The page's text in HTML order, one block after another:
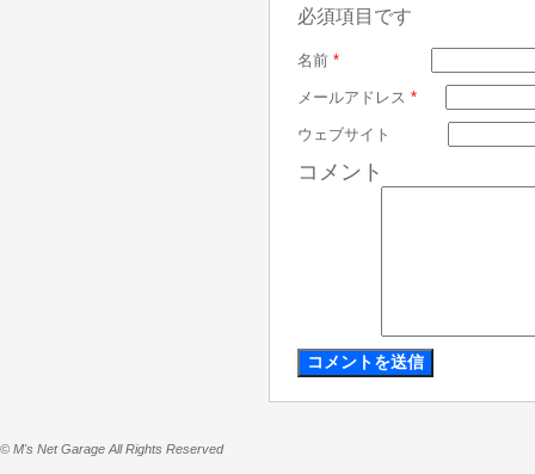
必須項目です
名前 *
メールアドレス *
ウェブサイト
コメント
© M's Net Garage All Rights Reserved